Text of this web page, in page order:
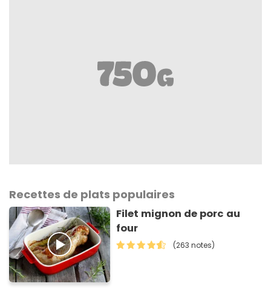
Recettes de plats populaires
Filet mignon de porc au
four
(263 notes)